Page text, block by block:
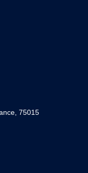
75015